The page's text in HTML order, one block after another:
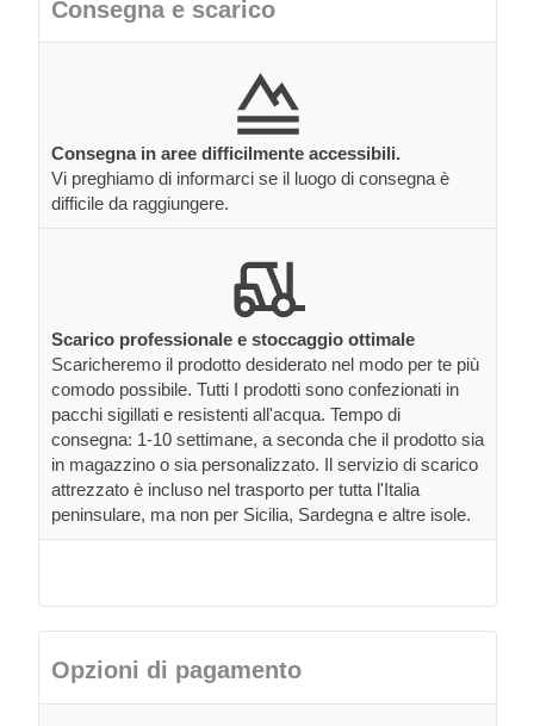
Consegna e scarico
Consegna in aree difficilmente accessibili.
Vi preghiamo di informarci se il luogo di consegna è
difficile da raggiungere.
Scarico professionale e stoccaggio ottimale
Scaricheremo il prodotto desiderato nel modo per te più
comodo possibile. Tutti I prodotti sono confezionati in
pacchi sigillati e resistenti all'acqua. Tempo di
consegna: 1-10 settimane, a seconda che il prodotto sia
in magazzino o sia personalizzato. Il servizio di scarico
attrezzato è incluso nel trasporto per tutta l'Italia
peninsulare, ma non per Sicilia, Sardegna e altre isole.
Opzioni di pagamento